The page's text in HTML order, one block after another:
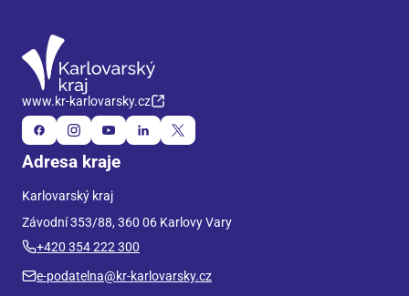
www.kr-karlovarsky.cz
Adresa kraje
Karlovarský kraj
Závodní 353/88, 360 06 Karlovy Vary
+420 354 222 300
e-podatelna@kr-karlovarsky.cz